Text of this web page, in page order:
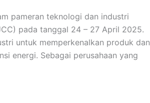
pameran teknologi dan industri
pada tanggal 24 – 27 April 2025.
untuk memperkenalkan produk dan
energi. Sebagai perusahaan yang